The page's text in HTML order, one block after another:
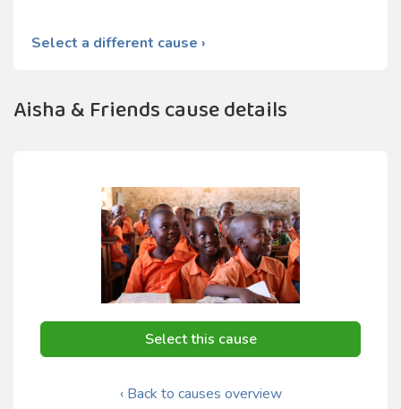
Select a different cause ›
Aisha & Friends cause details
Select this cause
‹ Back to causes overview